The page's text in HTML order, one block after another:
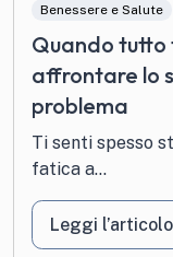
Benessere e Salute
Quando tutto
affrontare lo
problema
Ti senti spesso
fatica a...
Leggi l’articolo